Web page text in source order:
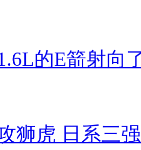
的E箭射向
狮虎 日系三